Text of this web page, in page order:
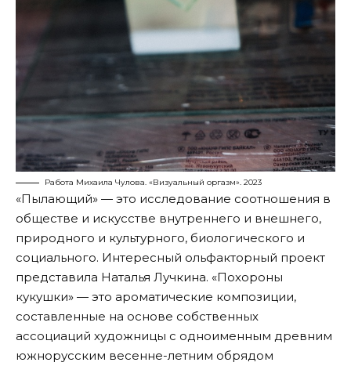
Работа Михаила Чулова. «Визуальный оргазм». 2023
«Пылающий» — это исследование соотношения в
обществе и искусстве внутреннего и внешнего,
природного и культурного, биологического и
социального. Интересный ольфакторный проект
представила Наталья Лучкина. «Похороны
кукушки» — это ароматические композиции,
составленные на основе собственных
ассоциаций художницы с одноименным древним
южнорусским весенне-летним обрядом